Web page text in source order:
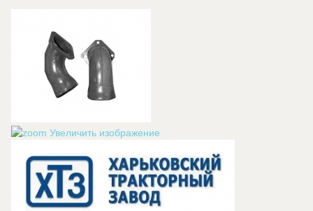
Увеличить изображение